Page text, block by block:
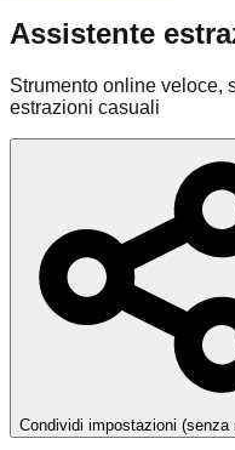
Assistente
Strumento online veloce,
estrazioni casuali
Condividi impostazioni (senza